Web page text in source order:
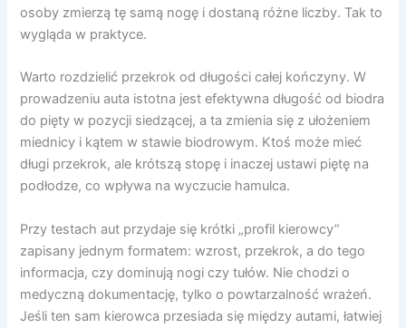
osoby zmierzą tę samą nogę i dostaną różne liczby. Tak to
wygląda w praktyce.
Warto rozdzielić przekrok od długości całej kończyny. W
prowadzeniu auta istotna jest efektywna długość od biodra
do pięty w pozycji siedzącej, a ta zmienia się z ułożeniem
miednicy i kątem w stawie biodrowym. Ktoś może mieć
długi przekrok, ale krótszą stopę i inaczej ustawi piętę na
podłodze, co wpływa na wyczucie hamulca.
Przy testach aut przydaje się krótki „profil kierowcy”
zapisany jednym formatem: wzrost, przekrok, a do tego
informacja, czy dominują nogi czy tułów. Nie chodzi o
medyczną dokumentację, tylko o powtarzalność wrażeń.
Jeśli ten sam kierowca przesiada się między autami, łatwiej